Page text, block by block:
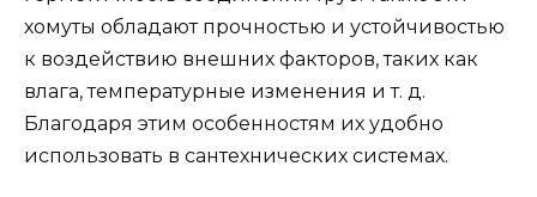
хомуты обладают прочностью и устойчивостью
к воздействию внешних факторов, таких как
влага, температурные изменения и т. д.
Благодаря этим особенностям их удобно
использовать в сантехнических системах.